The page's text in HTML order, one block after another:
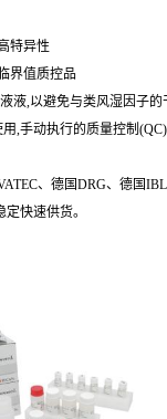
特异性
界值质控品
液,以避免与类风湿因子的
,手动执行的质量控制
、德国DRG、德国
快速供货。